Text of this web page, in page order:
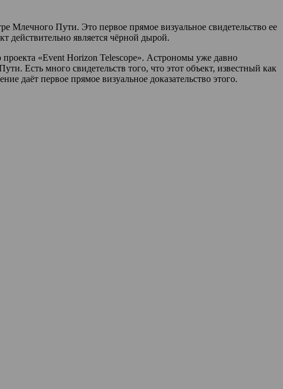
Млечного Пути. Это первое прямое визуальное свидетельство ее
действительно является чёрной дырой.
«Event Horizon Telescope». Астрономы уже давно
Есть много свидетельств того, что этот объект, известный как
даёт первое прямое визуальное доказательство этого.